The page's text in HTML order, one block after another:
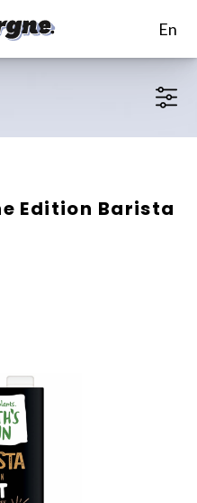
en
Edition Barista